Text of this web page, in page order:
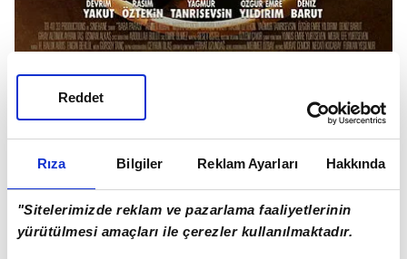
Rıza Bilgiler Reklam Ayarları Hakkında
"Sitelerimizde reklam ve pazarlama faaliyetlerinin
yürütülmesi amaçları ile çerezler kullanılmaktadır.
Reddet
BİZ DE BÜYÜK PARALAR KAZANDIK
galası geçtiğimiz hafta gerçekeşti. Kahkahanın
herkesten tam not aldı. Sinan Özedincik ve
Funda Karayel'in sunduğu, A Para'da yayınlanan